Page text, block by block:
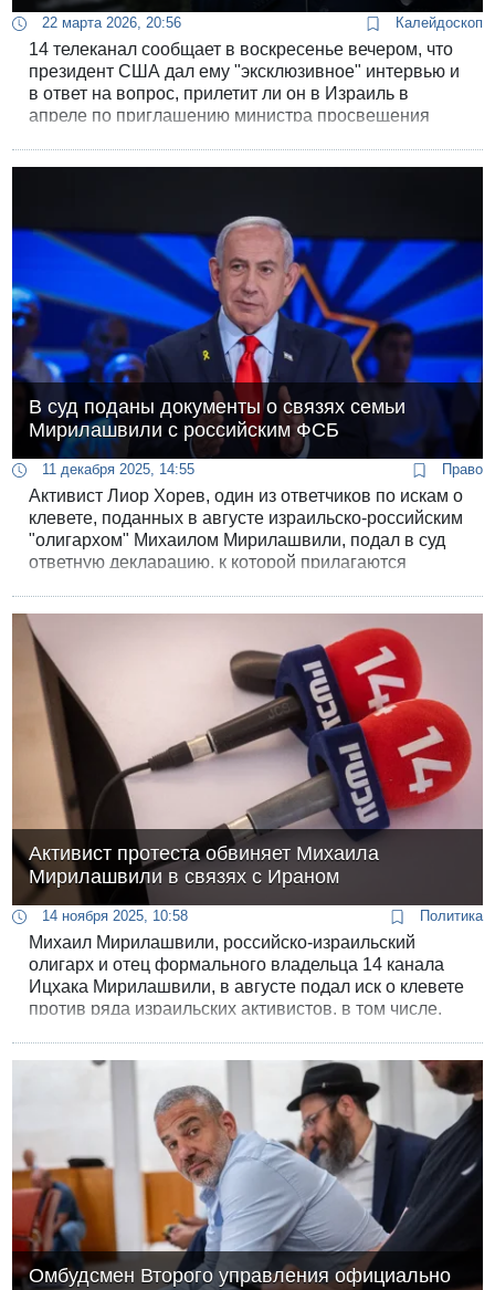
22 марта 2026, 20:56 Калейдоскоп
14 телеканал сообщает в воскресенье вечером, что
президент США дал ему "эксклюзивное" интервью и
в ответ на вопрос, прилетит ли он в Израиль в
апреле по приглашению министра просвещения
В суд поданы документы о связях семьи
Мирилашвили с российским ФСБ
11 декабря 2025, 14:55 Право
Активист Лиор Хорев, один из ответчиков по искам о
клевете, поданных в августе израильско-российским
"олигархом" Михаилом Мирилашвили, подал в суд
ответную декларацию, к которой прилагаются
президента РФ Владимира Путина.
Активист протеста обвиняет Михаила
Мирилашвили в связях с Ираном
14 ноября 2025, 10:58 Политика
Михаил Мирилашвили, российско-израильский
олигарх и отец формального владельца 14 канала
Ицхака Мирилашвили, в августе подал иск о клевете
против ряда израильских активистов, в том числе,
Омбудсмен Второго управления официально